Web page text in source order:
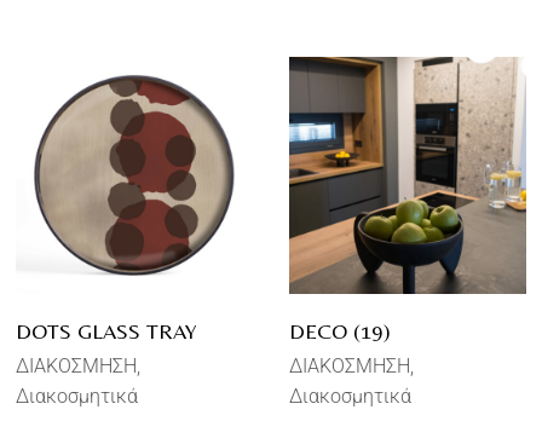
DOTS GLASS TRAY
ΔΙΑΚΟΣΜΗΣΗ
Διακοσμητικά
DECO (19)
ΔΙΑΚΟΣΜΗΣΗ
Διακοσμητικά